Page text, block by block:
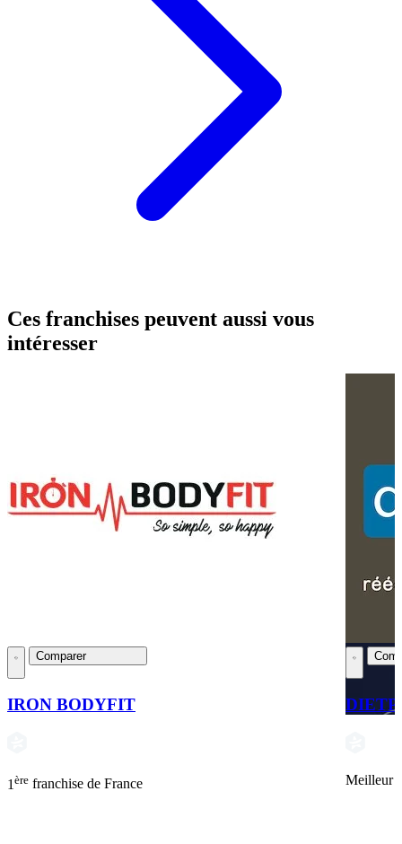
Ces franchises peuvent aussi vous
intéresser
Comparer
IRON BODYFIT
1 ère franchise de France Meilleur